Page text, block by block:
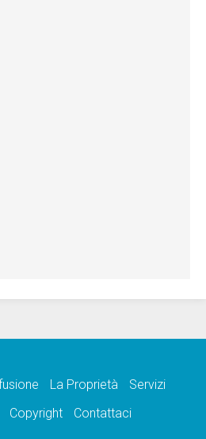
La Proprietà
Servizi
Copyright Contattaci